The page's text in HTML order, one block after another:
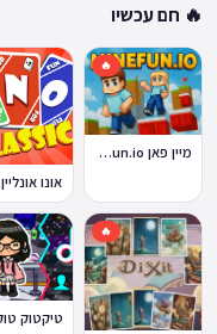
🔥 חם עכשיו
🔥
מיין פאן MineFun.io
אונו אונליין UNO
🔥